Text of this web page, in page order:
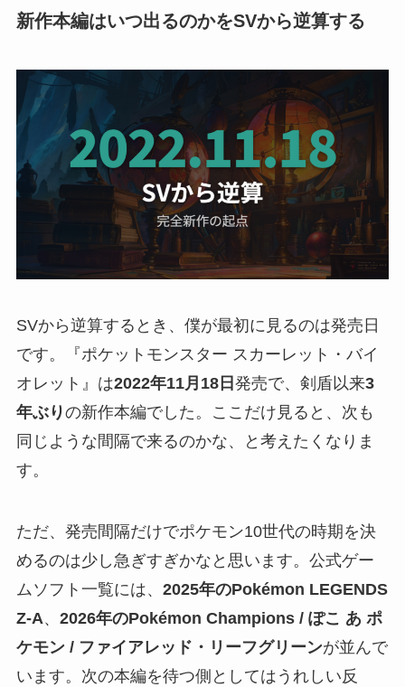
新作本編はいつ出るのかをSVから逆算する
SVから逆算するとき、僕が最初に見るのは発売日
です。『ポケットモンスター スカーレット・バイ
オレット』は2022年11月18日 発売で、剣盾以来3
年ぶりの新作本編でした。ここだけ見ると、次も
同じような間隔で来るのかな、と考えたくなりま
す。
ただ、発売間隔だけでポケモン10世代の時期を決
めるのは少し急ぎすぎかなと思います。公式ゲー
ムソフト一覧には、 2025年のPokémon LEGENDS
Z-A、 2026年のPokémon Champions / ぽこ あ ポ
ケモン / ファイアレッド・リーフグリーンが並んで
います。次の本編を待つ側としてはうれしい反